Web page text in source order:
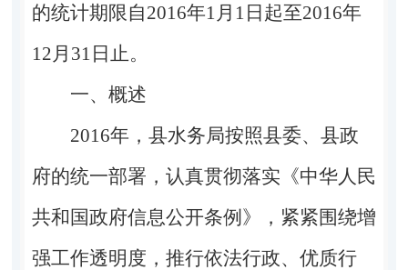
的统计期限自2016年1月1日起至2016年
12月31日止。
一、概述
2016年，县水务局按照县委、县政
府的统一部署，认真贯彻落实《中华人民
共和国政府信息公开条例》，紧紧围绕增
强工作透明度，推行依法行政、优质行